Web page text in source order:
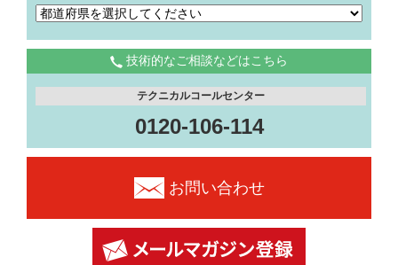
技術的なご相談などはこちら
テクニカルコールセンター
0120-106-114
お問い合わせ